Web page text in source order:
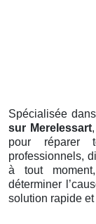
Spécialisée
sur Merelessart
pour réparer
professionnels,
à tout
déterminer
solution rapide et